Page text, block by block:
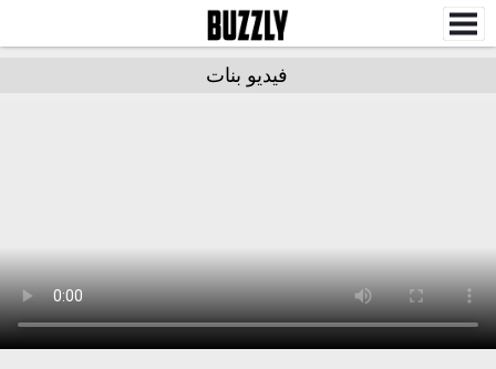
فيديو بنات